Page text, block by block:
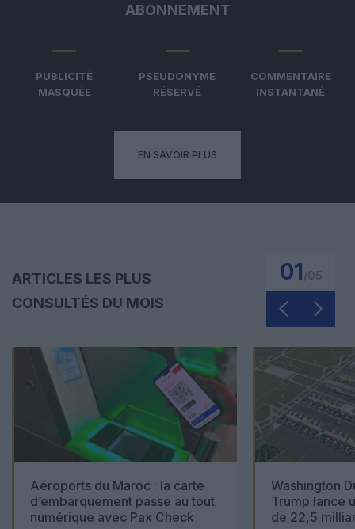
ABONNEMENT
PUBLICITÉ
MASQUÉE
PSEUDONYME
RÉSERVÉ
COMMENTAIRE
INSTANTANÉ
EN SAVOIR PLUS
ARTICLES LES PLUS
CONSULTÉS DU MOIS
01
Aéroports du Maroc : la carte
d’embarquement passe au tout
numérique avec Pax Check
Washington
Trump lance
de 22,5